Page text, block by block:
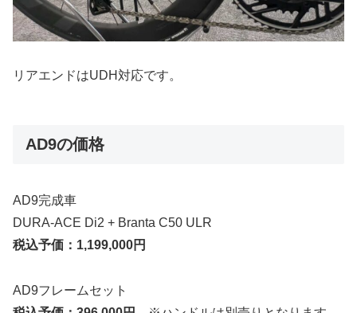
リアエンドはUDH対応です。
AD9の価格
AD9完成車
DURA-ACE Di2 + Branta C50 ULR
税込予価：1,199,000円
AD9フレームセット